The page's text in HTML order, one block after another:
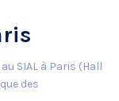
SIAL à Paris (Hall
des